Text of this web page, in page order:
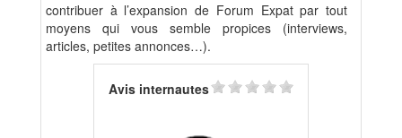
contribuer à l’expansion de Forum Expat par tout
moyens qui vous semble propices (interviews,
articles, petites annonces…).
Avis internautes